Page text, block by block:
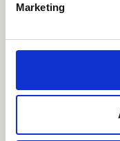
Marketing
maat